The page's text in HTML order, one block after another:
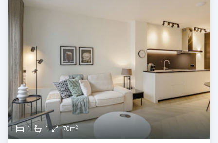
1 1 70m2